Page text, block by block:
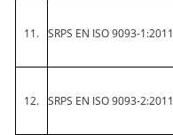
11. SRPS EN ISO 9093-1:2011
12. SRPS EN ISO 9093-2:2011